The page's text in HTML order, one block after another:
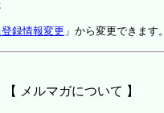
録情報変更 」から変更できます。
【 メルマガについて 】